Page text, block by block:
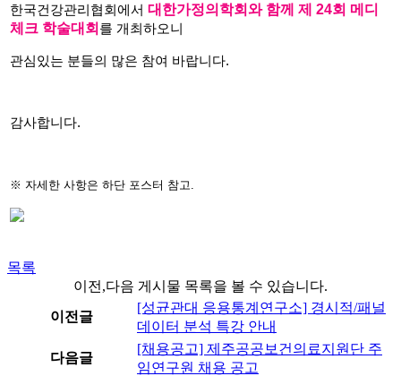
한국건강관리협회에서 대한가정의학회와 함께 제 24회 메디
체크 학술대회 를 개최하오니
관심있는 분들의 많은 참여 바랍니다.
감사합니다.
※ 자세한 사항은 하단 포스터 참고.
목록
이전,다음 게시물 목록을 볼 수 있습니다.
이전글
[성균관대 응용통계연구소] 경시적/패널
데이터 분석 특강 안내
다음글
[채용공고] 제주공공보건의료지원단 주
임연구원 채용 공고